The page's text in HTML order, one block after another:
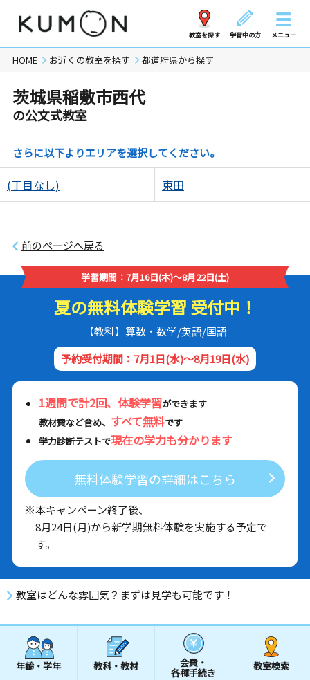
教室を探す 学習中の方 メニュー
HOME お近くの教室を探す 都道府県から探す
茨城県稲敷市西代
の公文式教室
さらに以下よりエリアを選択してください。
(丁目なし) 東田
前のページへ戻る
学習期間：7月16日(木)～8月22日(土)
夏の無料体験学習 受付中！
【教科】算数・数学/英語/国語
予約受付期間：7月1日(水)～8月19日(水)
1週間で計2回、体験学習ができます
教材費など含め、 すべて無料です
学力診断テストで現在の学力も分かります
無料体験学習の詳細はこちら
※本キャンペーン終了後、
8月24日(月)から新学期無料体験を実施する予定で
す。
教室はどんな雰囲気？まずは見学も可能です！
年齢・学年 教科・教材 会費・
各種手続き
教室検索